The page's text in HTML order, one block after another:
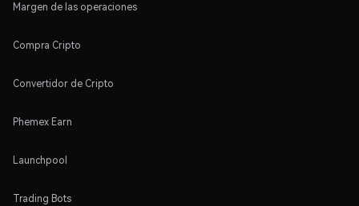
Margen de las operaciones
Compra Cripto
Convertidor de Cripto
Phemex Earn
Launchpool
Trading Bots